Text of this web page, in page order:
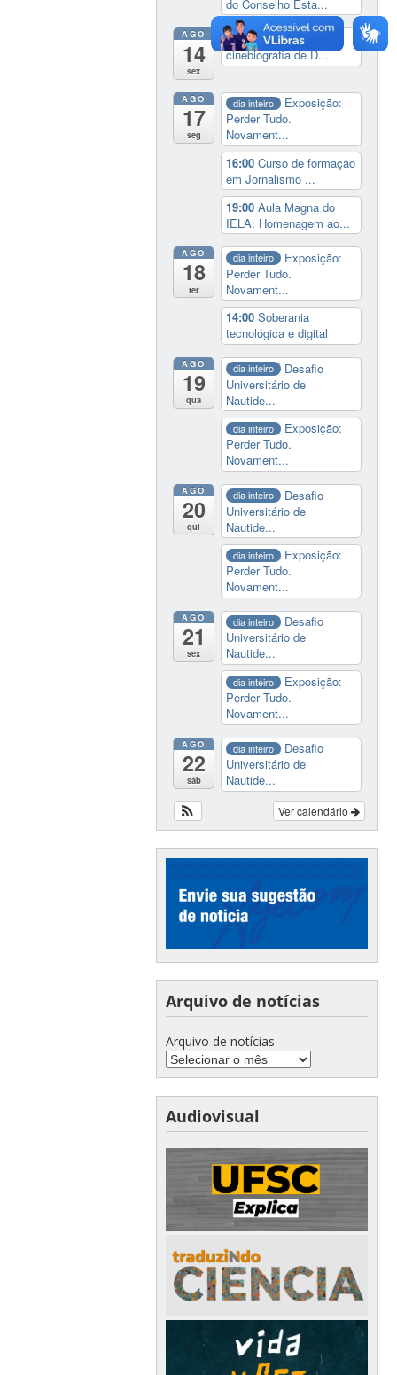
do Conselho Esta...
AGO
14
sex
14:00 Lançamento da
cinebiografia de D...
AGO
17
seg
dia inteiro
Exposição:
Perder Tudo.
Novament...
16:00Curso de formação
em Jornalismo ...
19:00Aula Magna do
IELA: Homenagem ao...
AGO
18
ter
dia inteiro
Exposição:
Perder Tudo.
Novament...
14:00Soberania
tecnológica e digital
AGO
19
qua
dia inteiro
Desafio
Universitário de
Nautide...
dia inteiro
Exposição:
Perder Tudo.
Novament...
AGO
20
qui
dia inteiro
Desafio
Universitário de
Nautide...
dia inteiro
Exposição:
Perder Tudo.
Novament...
AGO
21
sex
dia inteiro
Desafio
Universitário de
Nautide...
dia inteiro
Exposição:
Perder Tudo.
Novament...
AGO
22
sáb
dia inteiro
Desafio
Universitário de
Nautide...
Ver calendário
Arquivo de notícias
Arquivo de notícias
Audiovisual